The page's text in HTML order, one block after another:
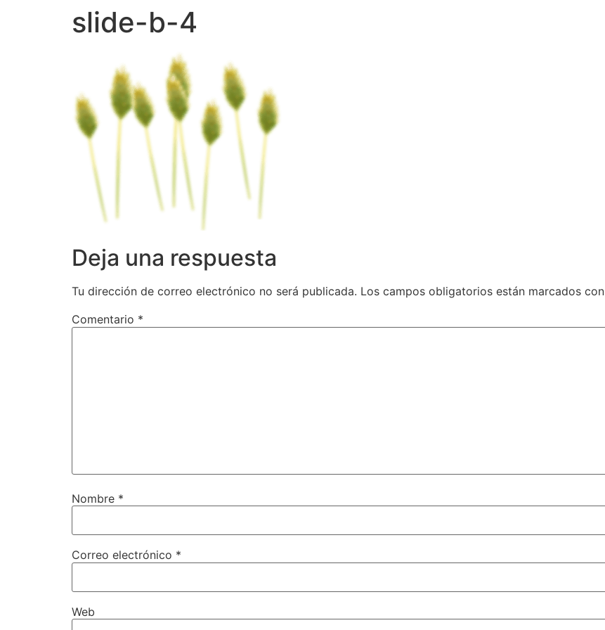
slide-b-4
Deja una respuesta
Tu dirección de correo electrónico no será publicada. Los campos obligatorios están marcados con
Comentario *
Nombre *
Correo electrónico *
Web